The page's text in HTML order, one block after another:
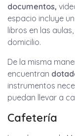
documentos,
espacio incluye
libros en las
domicilio.
De la misma
encuentran
instrumentos
puedan llevar a
Cafetería